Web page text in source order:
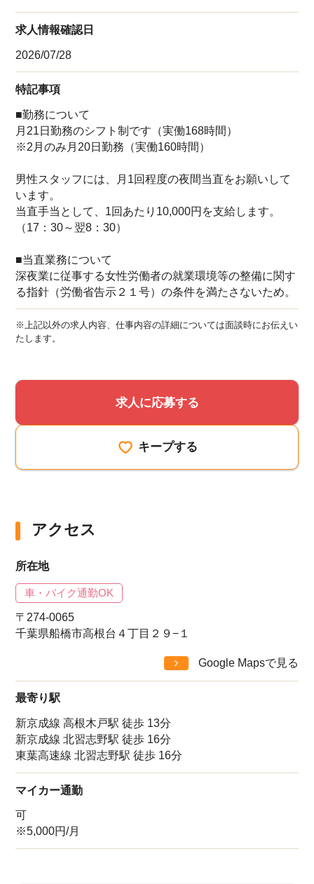
求人情報確認日
2026/07/28
特記事項
■勤務について
月21日勤務のシフト制です（実働168時間）
※2月のみ月20日勤務（実働160時間）
男性スタッフには、月1回程度の夜間当直をお願いして
います。
当直手当として、1回あたり10,000円を支給します。
（17：30～翌8：30）
■当直業務について
深夜業に従事する女性労働者の就業環境等の整備に関す
る指針（労働省告示２１号）の条件を満たさないため。
※上記以外の求人内容、仕事内容の詳細については面談時にお伝えい
たします。
求人に応募する
キープする
アクセス
所在地
車・バイク通勤OK
〒274-0065
千葉県船橋市高根台４丁目２９−１
Google Mapsで見る
最寄り駅
新京成線 高根木戸駅 徒歩 13分
新京成線 北習志野駅 徒歩 16分
東葉高速線 北習志野駅 徒歩 16分
マイカー通勤
可
※5,000円/月